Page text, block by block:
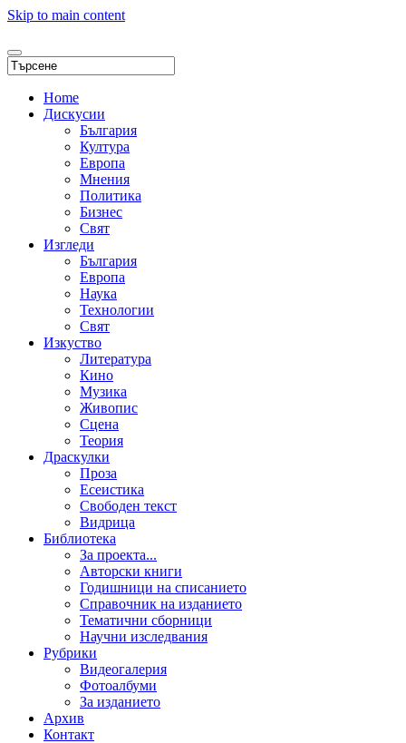
Skip to main content
Home
Дискусии
България
Култура
Европа
Мнения
Политика
Бизнес
Свят
Изгледи
България
Европа
Наука
Технологии
Свят
Изкуство
Литература
Кино
Музика
Живопис
Сцена
Теория
Драскулки
Проза
Есеистика
Свободен текст
Видрица
Библиотека
За проекта...
Авторски книги
Годишници на списанието
Справочник на изданието
Тематични сборници
Научни изследвания
Рубрики
Видеогалерия
Фотоалбуми
За изданието
Архив
Контакт